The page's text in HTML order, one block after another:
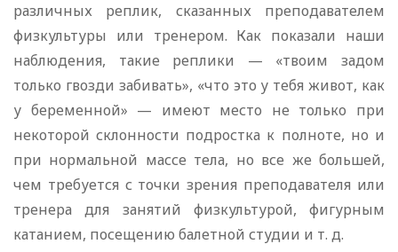
различных реплик, сказанных преподавателем
физкультуры или тренером. Как показали наши
наблюдения, такие реплики — «твоим задом
только гвозди забивать», «что это у тебя живот, как
у беременной» — имеют место не только при
некоторой склонности подростка к полноте, но и
при нормальной массе тела, но все же большей,
чем требуется с точки зрения преподавателя или
тренера для занятий физкультурой, фигурным
катанием, посещению балетной студии и т. д.